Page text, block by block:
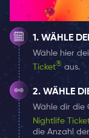
can choose one
extra cost.
Wie
WÄHLE
Wähle hier
Ticket® aus.
WÄHLE
Wähle dir die
Nightlife
die Anzahl